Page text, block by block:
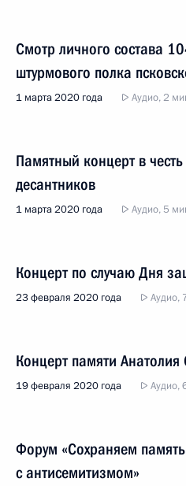
Смотр личного состава
штурмового полка
1 марта 2020 года Аудио, 2
Памятный концерт в
десантников
1 марта 2020 года Аудио, 5
Концерт по случаю Дня
23 февраля 2020 года Аудио,
Концерт памяти Анатолия
19 февраля 2020 года Аудио,
Форум «Сохраняем
с антисемитизмом»